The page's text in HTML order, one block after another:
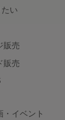
い
販売
販売
・イベント